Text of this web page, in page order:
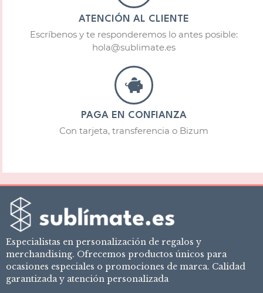
ATENCIÓN AL CLIENTE
Escríbenos y te responderemos lo antes posible:
hola@sublimate.es
PAGA EN CONFIANZA
Con tarjeta, transferencia o Bizum
Especialistas en personalización de regalos y
merchandising. Ofrecemos productos únicos para
ocasiones especiales o promociones de marca. Calidad
garantizada y atención personalizada